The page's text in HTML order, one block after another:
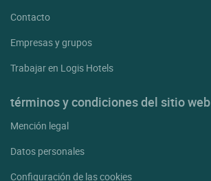
Contacto
Empresas y grupos
Trabajar en Logis Hotels
términos y condiciones del sitio web
Mención legal
Datos personales
Configuración de las cookies